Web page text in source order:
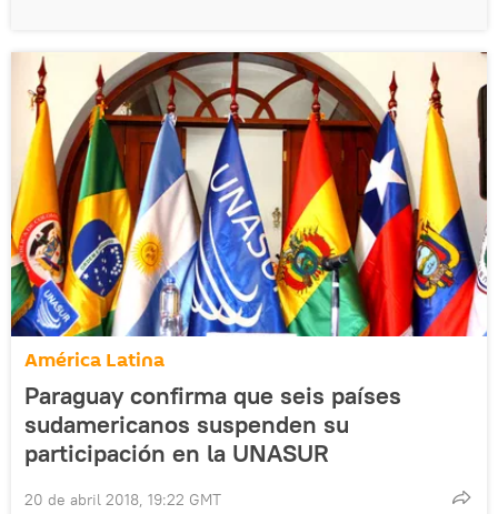
América Latina
Paraguay confirma que seis países
sudamericanos suspenden su
participación en la UNASUR
20 de abril 2018, 19:22 GMT